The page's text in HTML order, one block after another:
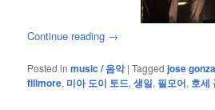
Continue reading →
Posted in music / 음악 |Tagged jose
fillmore, 미아 도이 토드,생일, 필모어, 호세